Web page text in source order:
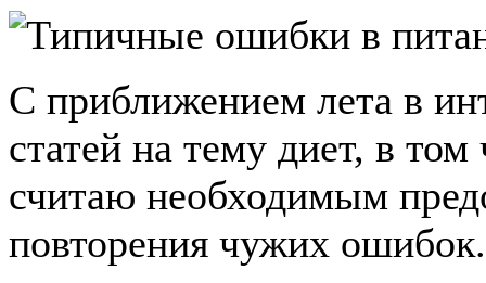
С приближением лета в
статей на тему диет, в
считаю необходимым
повторения чужих ошибок.